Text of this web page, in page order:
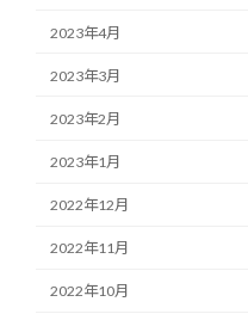
2023年4月
2023年3月
2023年2月
2023年1月
2022年12月
2022年11月
2022年10月